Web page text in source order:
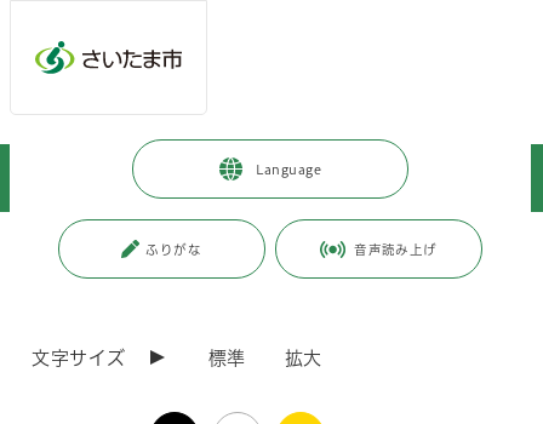
Language
ふりがな 音声読み上げ
文字サイズ 標準 拡大
子育て・教育 > 教育 > 小・中学校への入学・通学
大和田小学校新入学・転学児童保護者説明会のご案内について
更新日付：2026年3月18日 / ページ番号：C126503